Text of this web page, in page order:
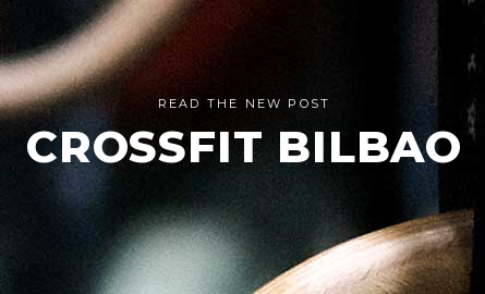
READ THE NEW POST
CROSSFIT BILBAO